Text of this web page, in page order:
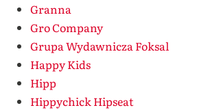
Granna
Gro Company
Grupa Wydawnicza Foksal
Happy Kids
Hipp
Hippychick Hipseat